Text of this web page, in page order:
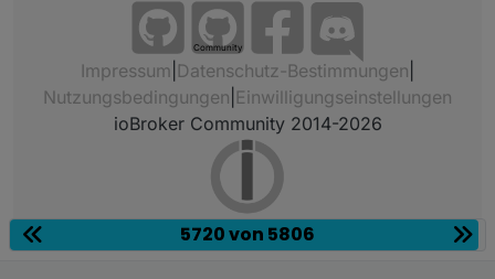
Community
Impressum Datenschutz-Bestimmungen
Nutzungsbedingungen Einwilligungseinstellungen
ioBroker Community 2014-2026
5720 von 5806